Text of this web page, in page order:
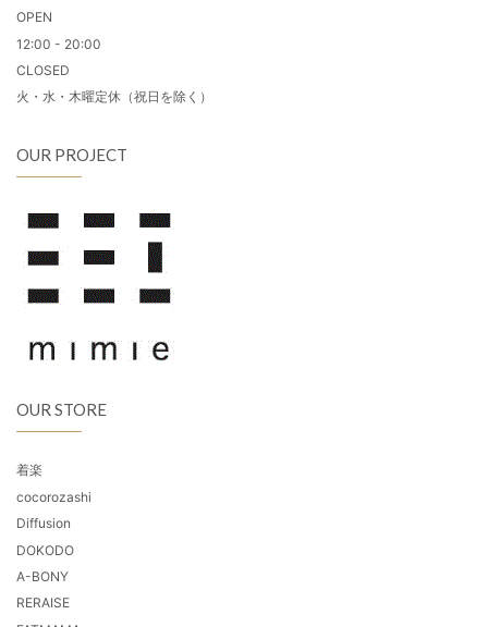
OPEN
12:00 - 20:00
CLOSED
火・水・木曜定休（祝日を除く）
OUR PROJECT
OUR STORE
着楽
cocorozashi
Diffusion
DOKODO
A-BONY
RERAISE